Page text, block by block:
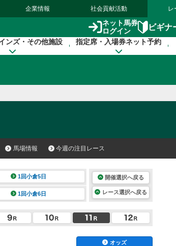
企業情報 社会貢献活動 レ
ネット馬券
ログイン
ビギナ
ンズ・その他施設 指定席・入場券ネット予約
馬場情報 今週の注目レース
1回小倉5日
1回小倉6日
開催選択へ戻る
レース選択へ戻る
オッズ